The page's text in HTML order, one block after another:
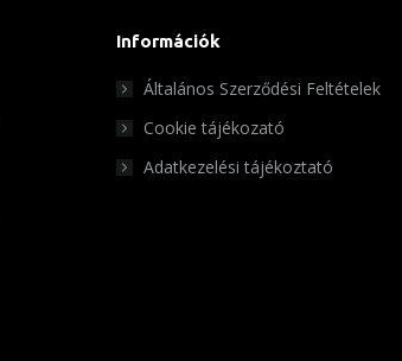
Információk
Általános Szerződési Feltételek
Cookie tájékozató
Adatkezelési tájékoztató